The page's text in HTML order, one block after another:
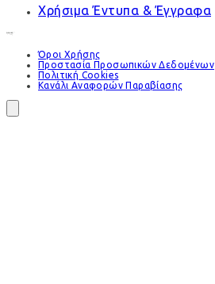
Χρήσιμα Έντυπα & Έγγραφα
Όροι Χρήσης
Προστασία Προσωπικών Δεδομένων
Πολιτική Cookies
Κανάλι Αναφορών Παραβίασης